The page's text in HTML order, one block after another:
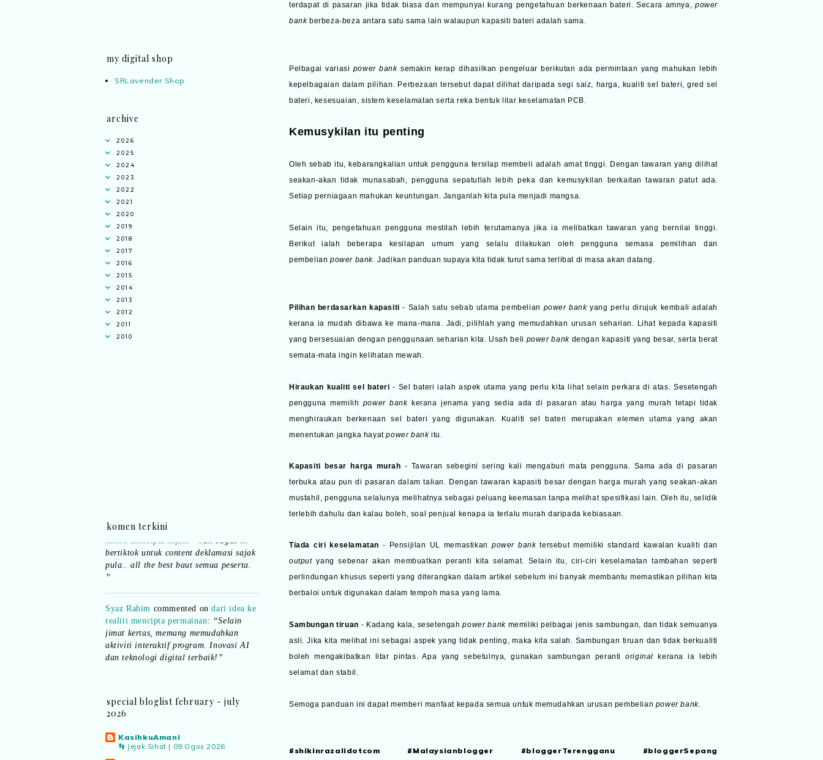
terdapat di pasaran jika tidak biasa dan mempunyai kurang pengetahuan berkenaan bateri. Secara amnya, power
bankberbeza-beza antara satu sama lain walaupun kapasiti bateri adalah sama.
Pelbagai variasi power banksemakin kerap dihasilkan pengeluar berikutan ada permintaan yang mahukan lebih
kepelbagaian dalam pilihan. Perbezaan tersebut dapat dilihat daripada segi saiz, harga, kualiti sel bateri, gred sel
bateri, kesesuaian, sistem keselamatan serta reka bentuk litar keselamatan PCB.
Kemusykilan itu penting
Oleh sebab itu, kebarangkalian untuk pengguna tersilap membeli adalah amat tinggi. Dengan tawaran yang dilihat
seakan-akan tidak munasabah, pengguna sepatutlah lebih peka dan kemusykilan berkaitan tawaran patut ada.
Setiap perniagaan mahukan keuntungan. Janganlah kita pula menjadi mangsa.
Selain itu, pengetahuan pengguna mestilah lebih terutamanya jika ia melibatkan tawaran yang bernilai tinggi.
Berikut ialah beberapa kesilapan umum yang selalu dilakukan oleh pengguna semasa pemilihan dan
pembelian power bank. Jadikan panduan supaya kita tidak turut sama terlibat di masa akan datang.
Pilihan berdasarkan kapasiti - Salah satu sebab utama pembelian power bankyang perlu dirujuk kembali adalah
kerana ia mudah dibawa ke mana-mana. Jadi, pilihlah yang memudahkan urusan seharian. Lihat kepada kapasiti
yang bersesuaian dengan penggunaan seharian kita. Usah beli power bank dengan kapasiti yang besar, serta berat
semata-mata ingin kelihatan mewah.
Hiraukan kualiti sel bateri - Sel bateri ialah aspek utama yang perlu kita lihat selain perkara di atas. Sesetengah
pengguna memilih power bankkerana jenama yang sedia ada di pasaran atau harga yang murah tetapi tidak
menghiraukan berkenaan sel bateri yang digunakan. Kualiti sel bateri merupakan elemen utama yang akan
menentukan jangka hayatpower bankitu.
Kapasiti besar harga murah - Tawaran sebegini sering kali mengaburi mata pengguna. Sama ada di pasaran
terbuka atau pun di pasaran dalam talian. Dengan tawaran kapasiti besar dengan harga murah yang seakan-akan
mustahil, pengguna selalunya melihatnya sebagai peluang keemasan tanpa melihat spesifikasi lain. Oleh itu, selidik
terlebih dahulu dan kalau boleh, soal penjual kenapa ia terlalu murah daripada kebiasaan.
Tiada ciri keselamatan - Pensijilan UL memastikan power banktersebut memiliki standard kawalan kualiti dan
outputyang sebenar akan membuatkan peranti kita selamat. Selain itu, ciri-ciri keselamatan tambahan seperti
perlindungan khusus seperti yang diterangkan dalam artikel sebelum ini banyak membantu memastikan pilihan kita
berbaloi untuk digunakan dalam tempoh masa yang lama.
Sambungan tiruan - Kadang kala, sesetengahpower bankmemiliki pelbagai jenis sambungan, dan tidak semuanya
asli. Jika kita melihat ini sebagai aspek yang tidak penting, maka kita salah. Sambungan tiruan dan tidak berkualiti
boleh mengakibatkan litar pintas. Apa yang sebetulnya, gunakan sambungan perantioriginal kerana ia lebih
selamat dan stabil.
Semoga panduan ini dapat memberi manfaat kepada semua untuk memudahkan urusan pembelian power bank.
#shikinrazalidotcom #Malaysianblogger #bloggerTerengganu #bloggerSepang
my digital shop
SRLavender Shop
archive
2026
2025
2024
2023
2022
2021
2020
2019
2018
2017
2016
2015
2014
2013
2012
2011
2010
komen terkini
tiktok mencipta sajak
pula.. all the best baut semua peserta.
”
Syaz Rahimcommented ondari idea ke
realiti mencipta permainan:“Selain
jimat kertas, memang memudahkan
aktiviti interaktif program. Inovasi AI
dan teknologi digital terbaik!”
“Menarik sungguh Pertandingan TikTok
Mencipta Sajak Kemerdekaan 2026 dari
bakat puisi kebangsaan dan
patriotisme.”
special bloglist february - july
2026
KasihkuAmani
👣 Jejak Sihat | 09 Ogos 2026